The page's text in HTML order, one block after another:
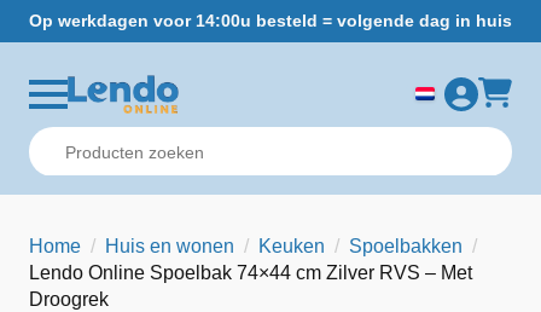
Op werkdagen voor 14:00u besteld = volgende dag in huis
Home Huis en wonen Keuken
Spoelbakken
Lendo Online Spoelbak 74×44 cm Zilver RVS – Met
Droogrek